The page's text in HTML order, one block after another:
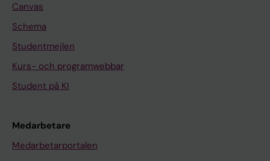
Canvas
Schema
Studentmejlen
Kurs- och programwebbar
Student på KI
Medarbetare
Medarbetarportalen